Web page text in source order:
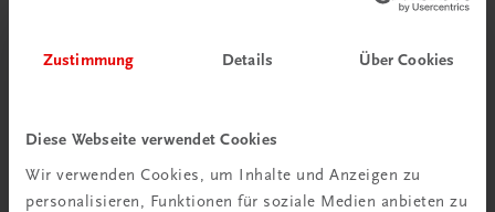
Zustimmung Details Über Cookies
Diese Webseite verwendet Cookies
Wir verwenden Cookies, um Inhalte und Anzeigen zu
personalisieren, Funktionen für soziale Medien anbieten zu
Wir sind ein österreichisches Familienunternehmen mit
75 Mitarbeiterinnen und Mitarbeitern, die eines verbindet:
Begeisterung für unsere Produkte.